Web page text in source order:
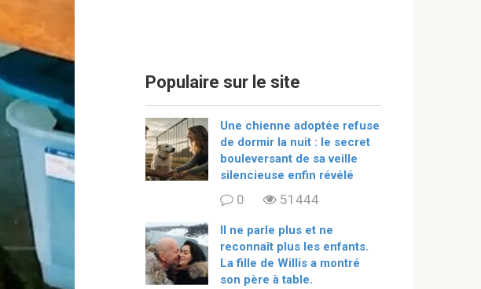
Populaire sur le site
Une chienne adoptée refuse
de dormir la nuit : le secret
bouleversant de sa veille
silencieuse enfin révélé
0 51444
Il ne parle plus et ne
reconnaît plus les enfants.
La fille de Willis a montré
son père à table.